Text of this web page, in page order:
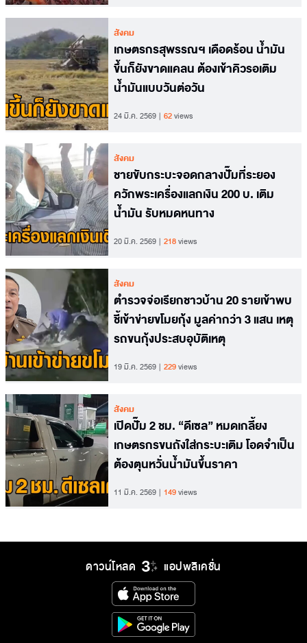
สังคม
เกษตรกรสุพรรณฯ เดือดร้อน น้ำมัน
ขึ้นก็ยังขาดแคลน ต้องเข้าคิวรอเติม
น้ำมันแบบวันต่อวัน
24 มี.ค. 2569 62views
สังคม
ชายขับกระบะจอดกลางปั๊มที่ระยอง
ควักพระเครื่องแลกเงิน 200 บ. เติม
น้ำมัน รับหมดหนทาง
20 มี.ค. 2569 218views
สังคม
ตำรวจจ่อเรียกชาวบ้าน 20 รายเข้าพบ
ชี้เข้าข่ายขโมยกุ้ง มูลค่ากว่า 3 แสน เหตุ
รถขนกุ้งประสบอุบัติเหตุ
19 มี.ค. 2569 229views
สังคม
เปิดปั๊ม 2 ชม. “ดีเซล” หมดเกลี้ยง
เกษตรกรขนถังใส่กระบะเติม โอดจำเป็น
ต้องตุนหวั่นน้ำมันขึ้นราคา
11 มี.ค. 2569 149views
ดาวน์โหลด แอปพลิเคชั่น